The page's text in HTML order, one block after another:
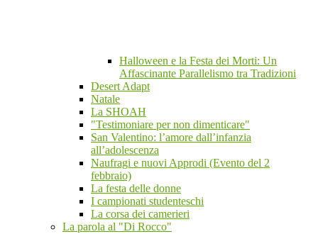
Halloween e la Festa dei Morti: Un
Affascinante Parallelismo tra Tradizioni
Desert Adapt
Natale
La SHOAH
"Testimoniare per non dimenticare"
San Valentino: l’amore dall’infanzia
all’adolescenza
Naufragi e nuovi Approdi (Evento del 2
febbraio)
La festa delle donne
I campionati studenteschi
La corsa dei camerieri
La parola al "Di Rocco"